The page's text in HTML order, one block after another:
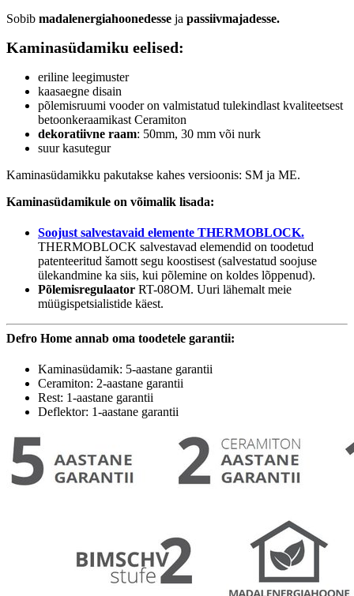
Sobib madalenergiahoonedesse ja passiivmajadesse.
Kaminasüdamiku eelised:
eriline leegimuster
kaasaegne disain
põlemisruumi vooder on valmistatud tulekindlast kvaliteetsest
betoonkeraamikast Ceramiton
dekoratiivne raam: 50mm, 30 mm või nurk
suur kasutegur
Kaminasüdamikku pakutakse kahes versioonis: SM ja ME.
Kaminasüdamikule on võimalik lisada:
Soojust salvestavaid elemente THERMOBLOCK.
THERMOBLOCK salvestavad elemendid on toodetud
patenteeritud šamott segu koostisest (salvestatud soojuse
ülekandmine ka siis, kui põlemine on koldes lõppenud).
Põlemisregulaator RT-08OM. Uuri lähemalt meie
müügispetsialistide käest.
Defro Home annab oma toodetele garantii:
Kaminasüdamik: 5-aastane garantii
Ceramiton: 2-aastane garantii
Rest: 1-aastane garantii
Deflektor: 1-aastane garantii